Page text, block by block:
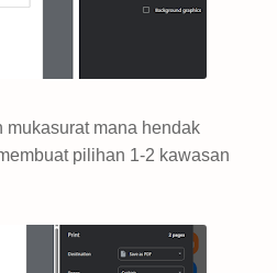
mana hendak
pilihan 1-2 kawasan